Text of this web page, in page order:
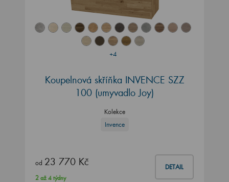
+4
Koupelnová skříňka INVENCE SZZ
100 (umyvadlo Joy)
Kolekce
Invence
od 23 770 Kč DETAIL
2 až 4 týdny